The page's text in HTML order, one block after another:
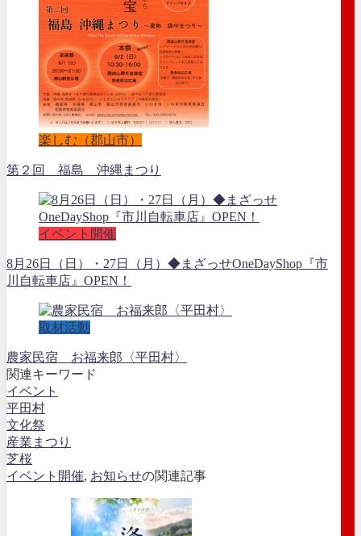
楽しむ（郡山市）
第２回 福島 沖縄まつり
イベント開催
8月26日（日）・27日（月）◆まざっせOneDayShop『市
川自転車店』OPEN！
取材活動
農家民宿 お福来郎〈平田村〉
関連キーワード
イベント
平田村
文化祭
産業まつり
芝桜
イベント開催, お知らせの関連記事